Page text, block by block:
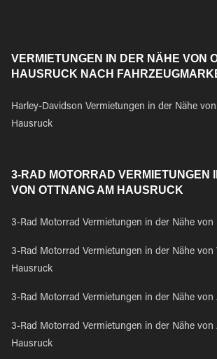
VERMIETUNGEN IN DER NÄHE VON
HAUSRUCK NACH
Harley-Davidson Vermietungen in der Nähe
Hausruck
3-RAD MOTORRAD VERMIETUNGEN
VON OTTNANG AM HAUSRUCK
3-Rad Motorrad Vermietungen in der Nähe von
3-Rad Motorrad Vermietungen in der Nähe von
Hausruck
3-Rad Motorrad Vermietungen in der Nähe von
3-Rad Motorrad Vermietungen in der Nähe von
Hausruck